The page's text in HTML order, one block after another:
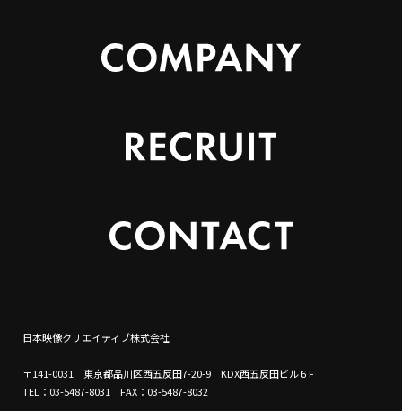
日本映像クリエイティブ株式会社
〒141-0031 東京都品川区西五反田7-20-9 KDX西五反田ビル６F
TEL：03-5487-8031 FAX：03-5487-8032